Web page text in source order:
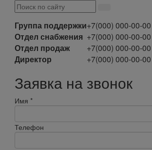
Группа поддержки+7(000) 000-00-00
Отдел снабжения +7(000) 000-00-00
Отдел продаж
+7(000) 000-00-00
Директор
+7(000) 000-00-00
Заявка на звонок
Имя *
Телефон